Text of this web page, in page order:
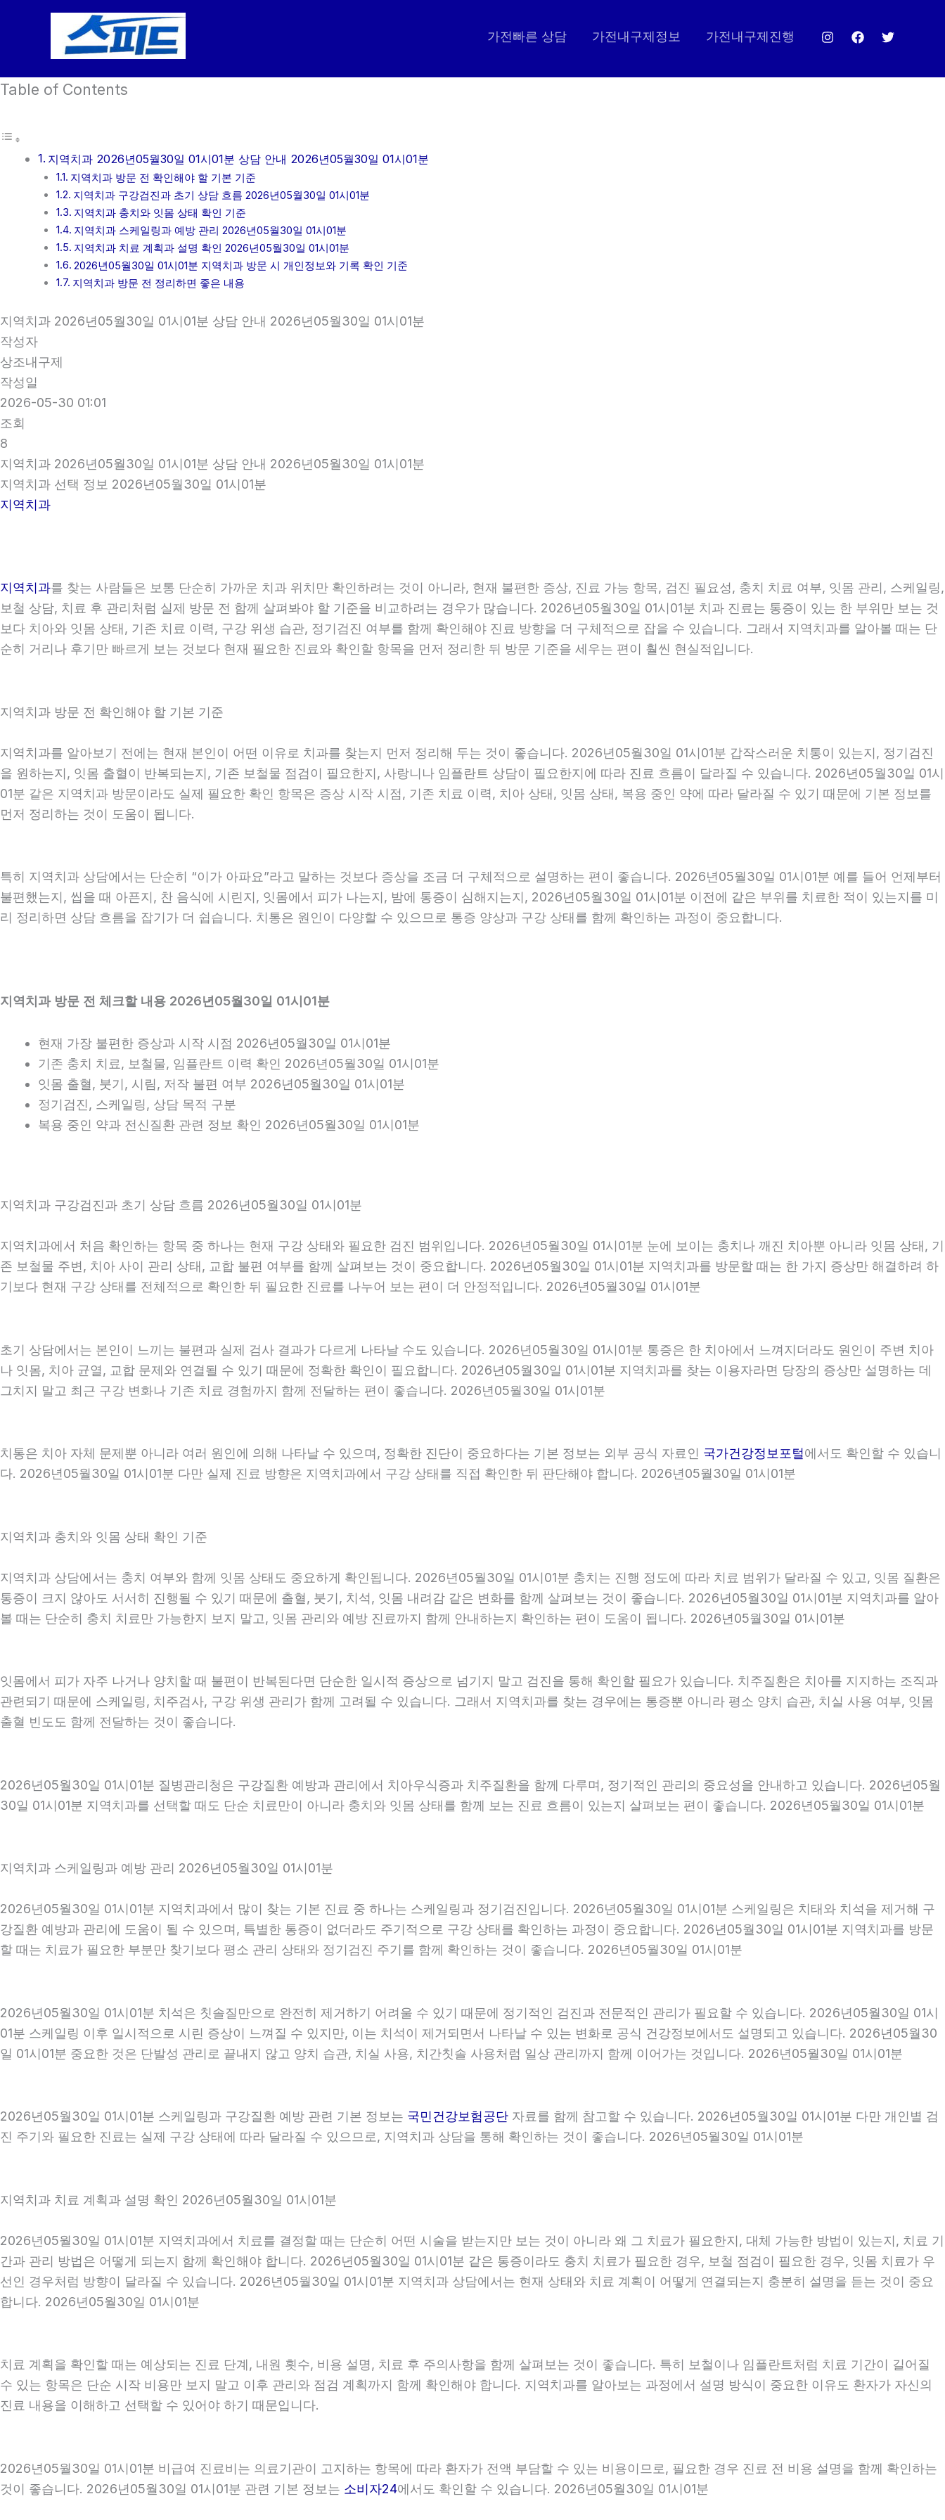
건
뛰
가전빠른 상담 가전내구제정보 가전내구제진행
Table of Contents
지역치과 2026년05월30일 01시01분 상담 안내 2026년05월30일 01시01분
지역치과 방문 전 확인해야 할 기본 기준
지역치과 구강검진과 초기 상담 흐름 2026년05월30일 01시01분
지역치과 충치와 잇몸 상태 확인 기준
지역치과 스케일링과 예방 관리 2026년05월30일 01시01분
지역치과 치료 계획과 설명 확인 2026년05월30일 01시01분
2026년05월30일 01시01분 지역치과 방문 시 개인정보와 기록 확인 기준
지역치과 방문 전 정리하면 좋은 내용
지역치과 2026년05월30일 01시01분 상담 안내 2026년05월30일 01시01분
작성자
상조내구제
작성일
2026-05-30 01:01
조회
8
지역치과 2026년05월30일 01시01분 상담 안내 2026년05월30일 01시01분
지역치과 선택 정보 2026년05월30일 01시01분
지역치과
지역치과를 찾는 사람들은 보통 단순히 가까운 치과 위치만 확인하려는 것이 아니라, 현재 불편한 증상, 진료 가능 항목, 검진 필요성, 충치 치료 여부, 잇몸 관리, 스케일링,
보철 상담, 치료 후 관리처럼 실제 방문 전 함께 살펴봐야 할 기준을 비교하려는 경우가 많습니다. 2026년05월30일 01시01분 치과 진료는 통증이 있는 한 부위만 보는 것
보다 치아와 잇몸 상태, 기존 치료 이력, 구강 위생 습관, 정기검진 여부를 함께 확인해야 진료 방향을 더 구체적으로 잡을 수 있습니다. 그래서 지역치과를 알아볼 때는 단
순히 거리나 후기만 빠르게 보는 것보다 현재 필요한 진료와 확인할 항목을 먼저 정리한 뒤 방문 기준을 세우는 편이 훨씬 현실적입니다.
지역치과 방문 전 확인해야 할 기본 기준
지역치과를 알아보기 전에는 현재 본인이 어떤 이유로 치과를 찾는지 먼저 정리해 두는 것이 좋습니다. 2026년05월30일 01시01분 갑작스러운 치통이 있는지, 정기검진
을 원하는지, 잇몸 출혈이 반복되는지, 기존 보철물 점검이 필요한지, 사랑니나 임플란트 상담이 필요한지에 따라 진료 흐름이 달라질 수 있습니다. 2026년05월30일 01시
01분 같은 지역치과 방문이라도 실제 필요한 확인 항목은 증상 시작 시점, 기존 치료 이력, 치아 상태, 잇몸 상태, 복용 중인 약에 따라 달라질 수 있기 때문에 기본 정보를
먼저 정리하는 것이 도움이 됩니다.
특히 지역치과 상담에서는 단순히 “이가 아파요”라고 말하는 것보다 증상을 조금 더 구체적으로 설명하는 편이 좋습니다. 2026년05월30일 01시01분 예를 들어 언제부터
불편했는지, 씹을 때 아픈지, 찬 음식에 시린지, 잇몸에서 피가 나는지, 밤에 통증이 심해지는지, 2026년05월30일 01시01분 이전에 같은 부위를 치료한 적이 있는지를 미
리 정리하면 상담 흐름을 잡기가 더 쉽습니다. 치통은 원인이 다양할 수 있으므로 통증 양상과 구강 상태를 함께 확인하는 과정이 중요합니다.
지역치과 방문 전 체크할 내용 2026년05월30일 01시01분
현재 가장 불편한 증상과 시작 시점 2026년05월30일 01시01분
기존 충치 치료, 보철물, 임플란트 이력 확인 2026년05월30일 01시01분
잇몸 출혈, 붓기, 시림, 저작 불편 여부 2026년05월30일 01시01분
정기검진, 스케일링, 상담 목적 구분
복용 중인 약과 전신질환 관련 정보 확인 2026년05월30일 01시01분
지역치과 구강검진과 초기 상담 흐름 2026년05월30일 01시01분
지역치과에서 처음 확인하는 항목 중 하나는 현재 구강 상태와 필요한 검진 범위입니다. 2026년05월30일 01시01분 눈에 보이는 충치나 깨진 치아뿐 아니라 잇몸 상태, 기
존 보철물 주변, 치아 사이 관리 상태, 교합 불편 여부를 함께 살펴보는 것이 중요합니다. 2026년05월30일 01시01분 지역치과를 방문할 때는 한 가지 증상만 해결하려 하
기보다 현재 구강 상태를 전체적으로 확인한 뒤 필요한 진료를 나누어 보는 편이 더 안정적입니다. 2026년05월30일 01시01분
초기 상담에서는 본인이 느끼는 불편과 실제 검사 결과가 다르게 나타날 수도 있습니다. 2026년05월30일 01시01분 통증은 한 치아에서 느껴지더라도 원인이 주변 치아
나 잇몸, 치아 균열, 교합 문제와 연결될 수 있기 때문에 정확한 확인이 필요합니다. 2026년05월30일 01시01분 지역치과를 찾는 이용자라면 당장의 증상만 설명하는 데
그치지 말고 최근 구강 변화나 기존 치료 경험까지 함께 전달하는 편이 좋습니다. 2026년05월30일 01시01분
치통은 치아 자체 문제뿐 아니라 여러 원인에 의해 나타날 수 있으며, 정확한 진단이 중요하다는 기본 정보는 외부 공식 자료인 국가건강정보포털에서도 확인할 수 있습니
다. 2026년05월30일 01시01분 다만 실제 진료 방향은 지역치과에서 구강 상태를 직접 확인한 뒤 판단해야 합니다. 2026년05월30일 01시01분
지역치과 충치와 잇몸 상태 확인 기준
지역치과 상담에서는 충치 여부와 함께 잇몸 상태도 중요하게 확인됩니다. 2026년05월30일 01시01분 충치는 진행 정도에 따라 치료 범위가 달라질 수 있고, 잇몸 질환은
통증이 크지 않아도 서서히 진행될 수 있기 때문에 출혈, 붓기, 치석, 잇몸 내려감 같은 변화를 함께 살펴보는 것이 좋습니다. 2026년05월30일 01시01분 지역치과를 알아
볼 때는 단순히 충치 치료만 가능한지 보지 말고, 잇몸 관리와 예방 진료까지 함께 안내하는지 확인하는 편이 도움이 됩니다. 2026년05월30일 01시01분
잇몸에서 피가 자주 나거나 양치할 때 불편이 반복된다면 단순한 일시적 증상으로 넘기지 말고 검진을 통해 확인할 필요가 있습니다. 치주질환은 치아를 지지하는 조직과
관련되기 때문에 스케일링, 치주검사, 구강 위생 관리가 함께 고려될 수 있습니다. 그래서 지역치과를 찾는 경우에는 통증뿐 아니라 평소 양치 습관, 치실 사용 여부, 잇몸
출혈 빈도도 함께 전달하는 것이 좋습니다.
2026년05월30일 01시01분 질병관리청은 구강질환 예방과 관리에서 치아우식증과 치주질환을 함께 다루며, 정기적인 관리의 중요성을 안내하고 있습니다. 2026년05월
30일 01시01분 지역치과를 선택할 때도 단순 치료만이 아니라 충치와 잇몸 상태를 함께 보는 진료 흐름이 있는지 살펴보는 편이 좋습니다. 2026년05월30일 01시01분
지역치과 스케일링과 예방 관리 2026년05월30일 01시01분
2026년05월30일 01시01분 지역치과에서 많이 찾는 기본 진료 중 하나는 스케일링과 정기검진입니다. 2026년05월30일 01시01분 스케일링은 치태와 치석을 제거해 구
강질환 예방과 관리에 도움이 될 수 있으며, 특별한 통증이 없더라도 주기적으로 구강 상태를 확인하는 과정이 중요합니다. 2026년05월30일 01시01분 지역치과를 방문
할 때는 치료가 필요한 부분만 찾기보다 평소 관리 상태와 정기검진 주기를 함께 확인하는 것이 좋습니다. 2026년05월30일 01시01분
2026년05월30일 01시01분 치석은 칫솔질만으로 완전히 제거하기 어려울 수 있기 때문에 정기적인 검진과 전문적인 관리가 필요할 수 있습니다. 2026년05월30일 01시
01분 스케일링 이후 일시적으로 시린 증상이 느껴질 수 있지만, 이는 치석이 제거되면서 나타날 수 있는 변화로 공식 건강정보에서도 설명되고 있습니다. 2026년05월30
일 01시01분 중요한 것은 단발성 관리로 끝내지 않고 양치 습관, 치실 사용, 치간칫솔 사용처럼 일상 관리까지 함께 이어가는 것입니다. 2026년05월30일 01시01분
2026년05월30일 01시01분 스케일링과 구강질환 예방 관련 기본 정보는 국민건강보험공단 자료를 함께 참고할 수 있습니다. 2026년05월30일 01시01분 다만 개인별 검
진 주기와 필요한 진료는 실제 구강 상태에 따라 달라질 수 있으므로, 지역치과 상담을 통해 확인하는 것이 좋습니다. 2026년05월30일 01시01분
지역치과 치료 계획과 설명 확인 2026년05월30일 01시01분
2026년05월30일 01시01분 지역치과에서 치료를 결정할 때는 단순히 어떤 시술을 받는지만 보는 것이 아니라 왜 그 치료가 필요한지, 대체 가능한 방법이 있는지, 치료 기
간과 관리 방법은 어떻게 되는지 함께 확인해야 합니다. 2026년05월30일 01시01분 같은 통증이라도 충치 치료가 필요한 경우, 보철 점검이 필요한 경우, 잇몸 치료가 우
선인 경우처럼 방향이 달라질 수 있습니다. 2026년05월30일 01시01분 지역치과 상담에서는 현재 상태와 치료 계획이 어떻게 연결되는지 충분히 설명을 듣는 것이 중요
합니다. 2026년05월30일 01시01분
치료 계획을 확인할 때는 예상되는 진료 단계, 내원 횟수, 비용 설명, 치료 후 주의사항을 함께 살펴보는 것이 좋습니다. 특히 보철이나 임플란트처럼 치료 기간이 길어질
수 있는 항목은 단순 시작 비용만 보지 말고 이후 관리와 점검 계획까지 함께 확인해야 합니다. 지역치과를 알아보는 과정에서 설명 방식이 중요한 이유도 환자가 자신의
진료 내용을 이해하고 선택할 수 있어야 하기 때문입니다.
2026년05월30일 01시01분 비급여 진료비는 의료기관이 고지하는 항목에 따라 환자가 전액 부담할 수 있는 비용이므로, 필요한 경우 진료 전 비용 설명을 함께 확인하는
것이 좋습니다. 2026년05월30일 01시01분 관련 기본 정보는 소비자24에서도 확인할 수 있습니다. 2026년05월30일 01시01분